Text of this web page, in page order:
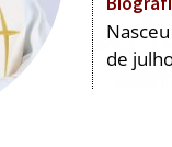
de